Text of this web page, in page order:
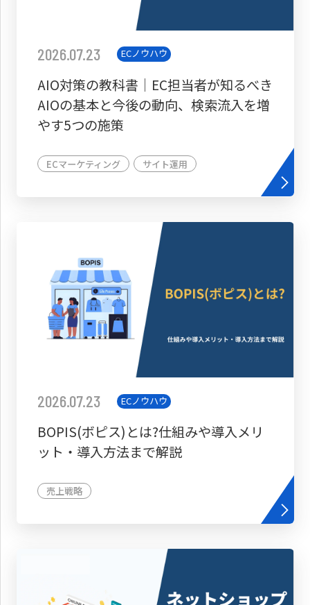
2026.07.23 ECノウハウ
AIO対策の教科書│EC担当者が知るべき
AIOの基本と今後の動向、検索流入を増
やす5つの施策
ECマーケティング サイト運用
2026.07.23 ECノウハウ
BOPIS(ボピス)とは?仕組みや導入メリ
ット・導入方法まで解説
売上戦略